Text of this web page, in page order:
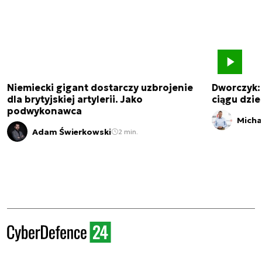
Niemiecki gigant dostarczy uzbrojenie
dla brytyjskiej artylerii. Jako
podwykonawca
Adam Świerkowski 2 min.
ciągu